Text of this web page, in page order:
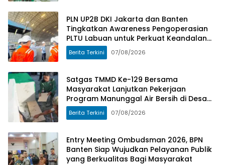
PLN UP2B DKI Jakarta dan Banten
Tingkatkan Awareness Pengoperasian
PLTU Labuan untuk Perkuat Keandalan
Pasokan Listrik
Berita Terkini 07/08/2026
Satgas TMMD Ke-129 Bersama
Masyarakat Lanjutkan Pekerjaan
Program Manunggal Air Bersih di Desa
Umbele
Berita Terkini 07/08/2026
Entry Meeting Ombudsman 2026, BPN
Banten Siap Wujudkan Pelayanan Publik
yang Berkualitas Bagi Masyarakat